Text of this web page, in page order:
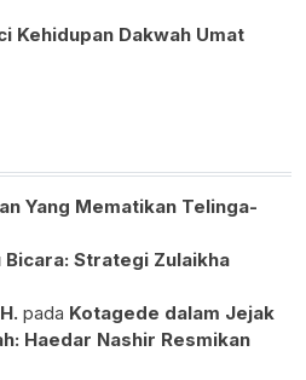
Kehidupan Dakwah Umat
Yang Mematikan Telinga-
Bicara: Strategi Zulaikha
pada Kotagede dalam Jejak
Haedar Nashir Resmikan